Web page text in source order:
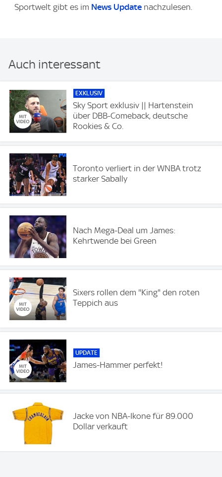
Sportwelt gibt es im News Update nachzulesen.
Auch interessant
EXKLUSIV
Sky Sport exklusiv || Hartenstein
über DBB-Comeback, deutsche
Rookies & Co.
Toronto verliert in der WNBA trotz
starker Sabally
Nach Mega-Deal um James:
Kehrtwende bei Green
Sixers rollen dem "King" den roten
Teppich aus
UPDATE
James-Hammer perfekt!
Jacke von NBA-Ikone für 89.000
Dollar verkauft